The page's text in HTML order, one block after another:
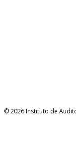
© 2026 Instituto de